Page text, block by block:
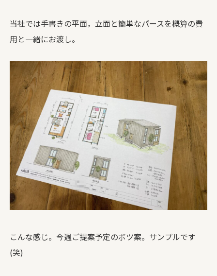
当社では手書きの平面，立面と簡単なパースを概算の費
用と一緒にお渡し。
こんな感じ。今週ご提案予定のボツ案。サンプルです
(笑)